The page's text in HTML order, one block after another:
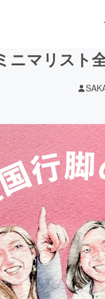
音楽
ット ゲー
書籍
チャ
化
ニマリスト